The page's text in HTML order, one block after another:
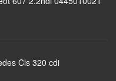
Cls 320 cdi